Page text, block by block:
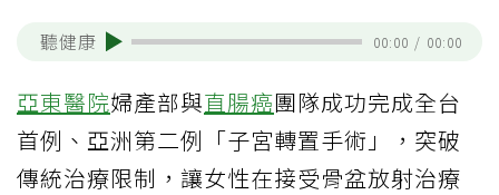
聽健康 00:00 / 00:00
亞東醫院婦產部與直腸癌團隊成功完成全台
首例、亞洲第二例「子宮轉置手術」，突破
傳統治療限制，讓女性在接受骨盆放射治療